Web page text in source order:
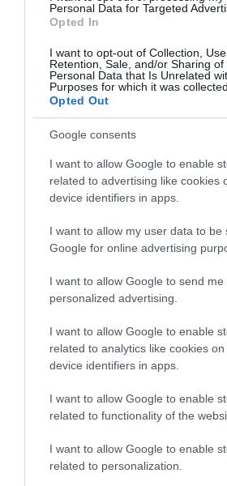
Personal Data for Targeted
Opted In
I want to opt-out of Collection, Use,
Retention, Sale, and/or Sharing of
Personal Data that Is Unrelated
Purposes for which it was collected.
Opted Out
Google consents
I want to allow Google to enable
related to advertising like cookies
device identifiers in apps.
I want to allow my user data to be
Google for online advertising
I want to allow Google to send me
personalized advertising.
I want to allow Google to enable
related to analytics like cookies
device identifiers in apps.
I want to allow Google to enable
related to functionality of the
I want to allow Google to enable
related to personalization.